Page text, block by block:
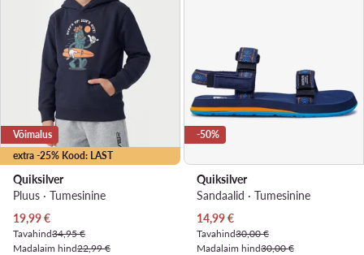
extra -25% Kood: LAST
Võimalus
Quiksilver
Pluus · Tumesinine
Praegune hind
19,99€
Tavahind34,95 €
Madalaim hind22,99 €
-50%
Quiksilver
Sandaalid · Tumesinine
Praegune hind
14,99€
Tavahind30,00 €
Madalaim hind30,00 €